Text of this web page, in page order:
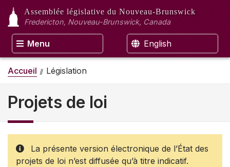
Assemblée législative du Nouveau-Brunswick
Fredericton, Nouveau-Brunswick, Canada
Menu English
Accueil Législation
Projets de loi
La présente version électronique de l’État des
projets de loi n’est diffusée qu’à titre indicatif.